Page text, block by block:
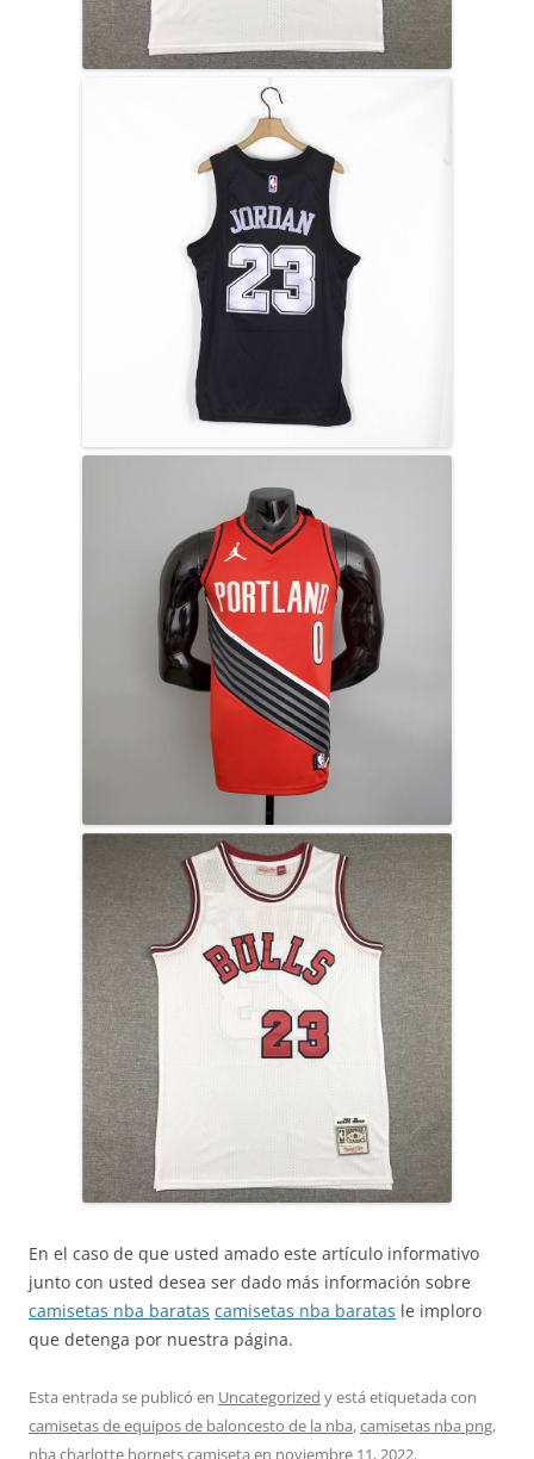
En el caso de que usted amado este artículo informativo
junto con usted desea ser dado más información sobre
camisetas nba baratas camisetas nba baratas le imploro
que detenga por nuestra página.
Esta entrada se publicó en Uncategorized y está etiquetada con
camisetas de equipos de baloncesto de la nba,camisetas nba png,
nba charlotte hornets camiseta en noviembre 11, 2022.